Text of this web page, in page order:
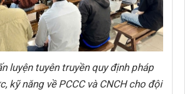
luyện tuyên truyền quy định pháp
kỹ năng về PCCC và CNCH cho đội